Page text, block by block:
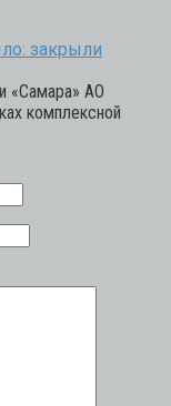
закрыли
«Самара» АО
комплексной